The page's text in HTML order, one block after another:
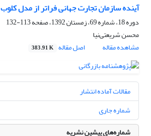
آینده سازمان تجارت جهانی فراتر از مدل کلوب
دوره 18، شماره 69، زمستان 1392، صفحه
113-132
محسن شریعتی‌نیا
مشاهده مقاله
اصل مقاله 383.91 K
مقالات آماده انتشار
شماره جاری
شماره‌های پیشین نشریه